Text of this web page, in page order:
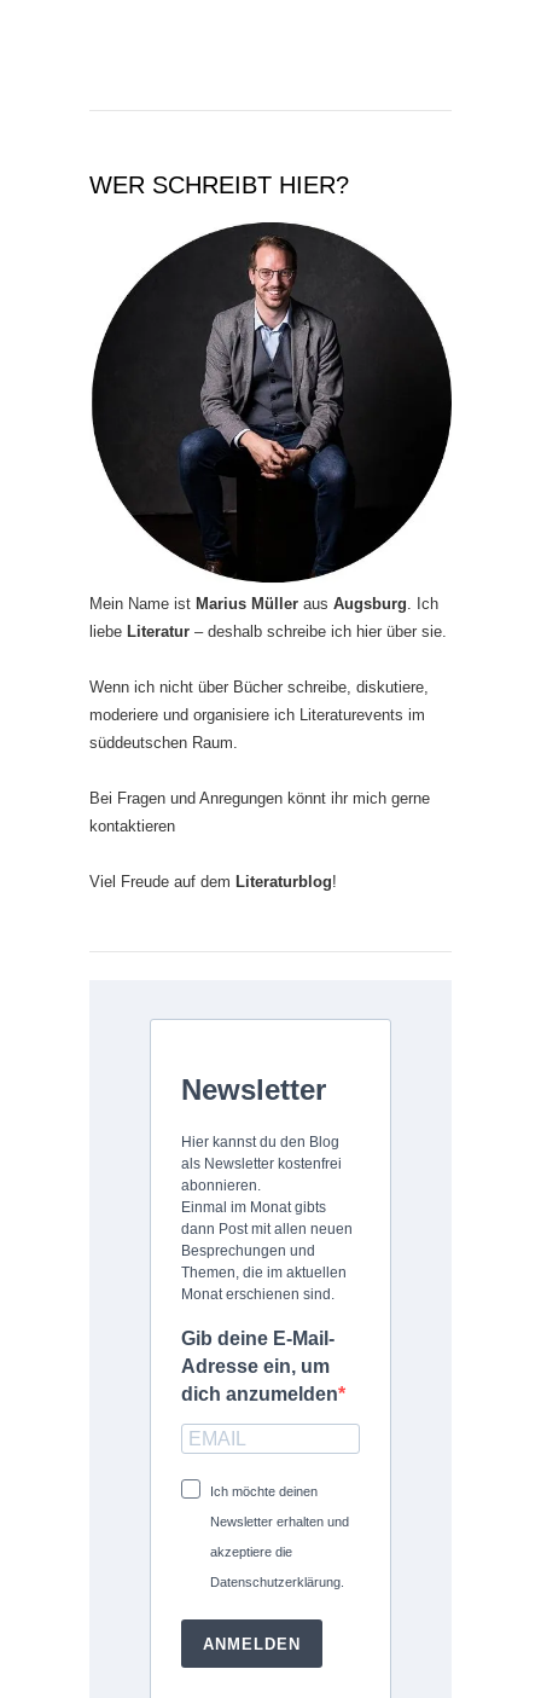
WER SCHREIBT HIER?
Mein Name ist Marius Müller aus Augsburg. Ich
liebe Literatur – deshalb schreibe ich hier über sie.
Wenn ich nicht über Bücher schreibe, diskutiere,
moderiere und organisiere ich Literaturevents im
süddeutschen Raum.
Bei Fragen und Anregungen könnt ihr mich gerne
kontaktieren
Viel Freude auf dem Literaturblog!
Newsletter
Hier kannst du den Blog
als Newsletter kostenfrei
abonnieren.
Einmal im Monat gibts
dann Post mit allen neuen
Besprechungen und
Themen, die im aktuellen
Monat erschienen sind.
Gib deine E-Mail-
Adresse ein, um
dich anzumelden
Ich möchte deinen
Newsletter erhalten und
akzeptiere die
Datenschutzerklärung.
ANMELDEN